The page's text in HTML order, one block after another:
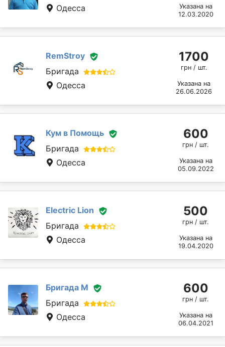
Одесса
Указана на
12.03.2020
RemStroy
Бригада
Одесса
1700
грн / шт.
Указана на
26.06.2026
Кум в Помощь
Бригада
Одесса
600
грн / шт.
Указана на
05.09.2022
Electric Lion
Бригада
Одесса
500
грн / шт.
Указана на
19.04.2020
Бригада М
Бригада
Одесса
600
грн / шт.
Указана на
06.04.2021